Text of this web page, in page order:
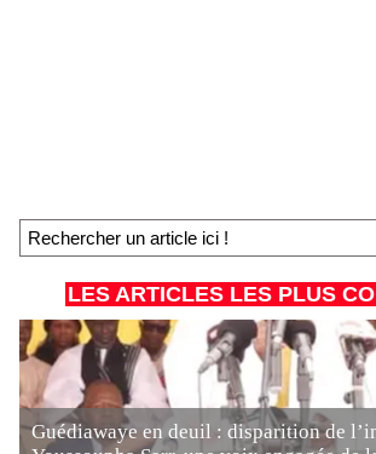
LES ARTICLES LES PLUS
Guédiawaye en deuil : disparition de